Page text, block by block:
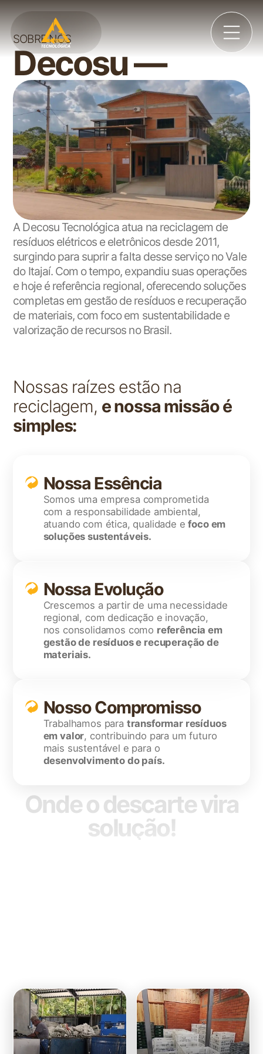
DECOSU
TECNOLÓGICA
SOLUÇÕES INTELIGENTES
Agendar Coleta!
SOBRE NÓS
Decosu —
A Decosu Tecnológica atua na reciclagem de
resíduos elétricos e eletrônicos desde 2011,
surgindo para suprir a falta desse serviço no Vale
do Itajaí. Com o tempo, expandiu suas operações
e hoje é referência regional, oferecendo soluções
completas em gestão de resíduos e recuperação
de materiais, com foco em sustentabilidade e
valorização de recursos no Brasil.
Nossas raízes estão na
reciclagem, e nossa missão é
simples:
Nossa Essência
Somos uma empresa comprometida
com a responsabilidade ambiental,
atuando com ética, qualidade efoco em
soluções sustentáveis.
Nossa Evolução
Crescemos a partir de uma necessidade
regional, com dedicação e inovação,
nos consolidamos como referência em
gestão de resíduos e recuperação de
materiais.
Nosso Compromisso
Trabalhamos para transformar resíduos
em valor, contribuindo para um futuro
mais sustentável e para o
desenvolvimento do país.
Onde o descarte vira
solução!